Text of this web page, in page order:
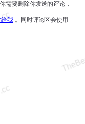
需要删除你发送的评论，
给我 。同时评论区会使用